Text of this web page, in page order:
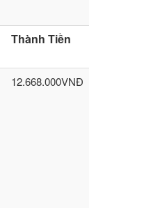
Thành Tiền
12.668.000VNĐ